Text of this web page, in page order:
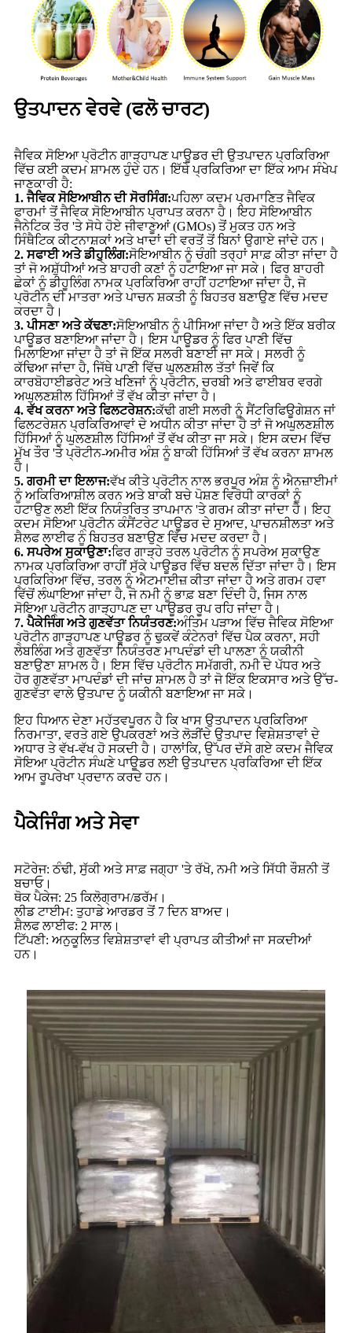
ਉਤਪਾਦਨ ਵੇਰਵੇ (ਫਲੋ ਚਾਰਟ)
ਜੈਵਿਕ ਸੋਇਆ ਪ੍ਰੋਟੀਨ ਗਾੜ੍ਹਾਪਣ ਪਾਊਡਰ ਦੀ ਉਤਪਾਦਨ ਪ੍ਰਕਿਰਿਆ
ਵਿੱਚ ਕਈ ਕਦਮ ਸ਼ਾਮਲ ਹੁੰਦੇ ਹਨ। ਇੱਥੇ ਪ੍ਰਕਿਰਿਆ ਦਾ ਇੱਕ ਆਮ ਸੰਖੇਪ
ਜਾਣਕਾਰੀ ਹੈ:
1. ਜੈਵਿਕ ਸੋਇਆਬੀਨ ਦੀ ਸੋਰਸਿੰਗ:ਪਹਿਲਾ ਕਦਮ ਪ੍ਰਮਾਣਿਤ ਜੈਵਿਕ
ਫਾਰਮਾਂ ਤੋਂ ਜੈਵਿਕ ਸੋਇਆਬੀਨ ਪ੍ਰਾਪਤ ਕਰਨਾ ਹੈ। ਇਹ ਸੋਇਆਬੀਨ
ਜੈਨੇਟਿਕ ਤੌਰ 'ਤੇ ਸੋਧੇ ਹੋਏ ਜੀਵਾਣੂਆਂ (GMOs) ਤੋਂ ਮੁਕਤ ਹਨ ਅਤੇ
ਸਿੰਥੈਟਿਕ ਕੀਟਨਾਸ਼ਕਾਂ ਅਤੇ ਖਾਦਾਂ ਦੀ ਵਰਤੋਂ ਤੋਂ ਬਿਨਾਂ ਉਗਾਏ ਜਾਂਦੇ ਹਨ।
2. ਸਫਾਈ ਅਤੇ ਡੀਹੁਲਿੰਗ:ਸੋਇਆਬੀਨ ਨੂੰ ਚੰਗੀ ਤਰ੍ਹਾਂ ਸਾਫ਼ ਕੀਤਾ ਜਾਂਦਾ ਹੈ
ਤਾਂ ਜੋ ਅਸ਼ੁੱਧੀਆਂ ਅਤੇ ਬਾਹਰੀ ਕਣਾਂ ਨੂੰ ਹਟਾਇਆ ਜਾ ਸਕੇ। ਫਿਰ ਬਾਹਰੀ
ਛੇਕਾਂ ਨੂੰ ਡੀਹੂਲਿੰਗ ਨਾਮਕ ਪ੍ਰਕਿਰਿਆ ਰਾਹੀਂ ਹਟਾਇਆ ਜਾਂਦਾ ਹੈ, ਜੋ
ਪ੍ਰੋਟੀਨ ਦੀ ਮਾਤਰਾ ਅਤੇ ਪਾਚਨ ਸ਼ਕਤੀ ਨੂੰ ਬਿਹਤਰ ਬਣਾਉਣ ਵਿੱਚ ਮਦਦ
ਕਰਦਾ ਹੈ।
3. ਪੀਸਣਾ ਅਤੇ ਕੱਢਣਾ:ਸੋਇਆਬੀਨ ਨੂੰ ਪੀਸਿਆ ਜਾਂਦਾ ਹੈ ਅਤੇ ਇੱਕ ਬਰੀਕ
ਪਾਊਡਰ ਬਣਾਇਆ ਜਾਂਦਾ ਹੈ। ਇਸ ਪਾਊਡਰ ਨੂੰ ਫਿਰ ਪਾਣੀ ਵਿੱਚ
ਮਿਲਾਇਆ ਜਾਂਦਾ ਹੈ ਤਾਂ ਜੋ ਇੱਕ ਸਲਰੀ ਬਣਾਈ ਜਾ ਸਕੇ। ਸਲਰੀ ਨੂੰ
ਕੱਢਿਆ ਜਾਂਦਾ ਹੈ, ਜਿੱਥੇ ਪਾਣੀ ਵਿੱਚ ਘੁਲਣਸ਼ੀਲ ਤੱਤਾਂ ਜਿਵੇਂ ਕਿ
ਕਾਰਬੋਹਾਈਡਰੇਟ ਅਤੇ ਖਣਿਜਾਂ ਨੂੰ ਪ੍ਰੋਟੀਨ, ਚਰਬੀ ਅਤੇ ਫਾਈਬਰ ਵਰਗੇ
ਅਘੁਲਣਸ਼ੀਲ ਹਿੱਸਿਆਂ ਤੋਂ ਵੱਖ ਕੀਤਾ ਜਾਂਦਾ ਹੈ।
4. ਵੱਖ ਕਰਨਾ ਅਤੇ ਫਿਲਟਰੇਸ਼ਨ:ਕੱਢੀ ਗਈ ਸਲਰੀ ਨੂੰ ਸੈਂਟਰਿਫਿਊਗੇਸ਼ਨ ਜਾਂ
ਫਿਲਟਰੇਸ਼ਨ ਪ੍ਰਕਿਰਿਆਵਾਂ ਦੇ ਅਧੀਨ ਕੀਤਾ ਜਾਂਦਾ ਹੈ ਤਾਂ ਜੋ ਅਘੁਲਣਸ਼ੀਲ
ਹਿੱਸਿਆਂ ਨੂੰ ਘੁਲਣਸ਼ੀਲ ਹਿੱਸਿਆਂ ਤੋਂ ਵੱਖ ਕੀਤਾ ਜਾ ਸਕੇ। ਇਸ ਕਦਮ ਵਿੱਚ
ਮੁੱਖ ਤੌਰ 'ਤੇ ਪ੍ਰੋਟੀਨ-ਅਮੀਰ ਅੰਸ਼ ਨੂੰ ਬਾਕੀ ਹਿੱਸਿਆਂ ਤੋਂ ਵੱਖ ਕਰਨਾ ਸ਼ਾਮਲ
ਹੈ।
5. ਗਰਮੀ ਦਾ ਇਲਾਜ:ਵੱਖ ਕੀਤੇ ਪ੍ਰੋਟੀਨ ਨਾਲ ਭਰਪੂਰ ਅੰਸ਼ ਨੂੰ ਐਨਜ਼ਾਈਮਾਂ
ਨੂੰ ਅਕਿਰਿਆਸ਼ੀਲ ਕਰਨ ਅਤੇ ਬਾਕੀ ਬਚੇ ਪੋਸ਼ਣ ਵਿਰੋਧੀ ਕਾਰਕਾਂ ਨੂੰ
ਹਟਾਉਣ ਲਈ ਇੱਕ ਨਿਯੰਤਰਿਤ ਤਾਪਮਾਨ 'ਤੇ ਗਰਮ ਕੀਤਾ ਜਾਂਦਾ ਹੈ। ਇਹ
ਕਦਮ ਸੋਇਆ ਪ੍ਰੋਟੀਨ ਕੰਸੈਂਟਰੇਟ ਪਾਊਡਰ ਦੇ ਸੁਆਦ, ਪਾਚਨਸ਼ੀਲਤਾ ਅਤੇ
ਸ਼ੈਲਫ ਲਾਈਫ ਨੂੰ ਬਿਹਤਰ ਬਣਾਉਣ ਵਿੱਚ ਮਦਦ ਕਰਦਾ ਹੈ।
6. ਸਪਰੇਅ ਸੁਕਾਉਣਾ:ਫਿਰ ਗਾੜ੍ਹੇ ਤਰਲ ਪ੍ਰੋਟੀਨ ਨੂੰ ਸਪਰੇਅ ਸੁਕਾਉਣ
ਨਾਮਕ ਪ੍ਰਕਿਰਿਆ ਰਾਹੀਂ ਸੁੱਕੇ ਪਾਊਡਰ ਵਿੱਚ ਬਦਲ ਦਿੱਤਾ ਜਾਂਦਾ ਹੈ। ਇਸ
ਪ੍ਰਕਿਰਿਆ ਵਿੱਚ, ਤਰਲ ਨੂੰ ਐਟਮਾਈਜ਼ ਕੀਤਾ ਜਾਂਦਾ ਹੈ ਅਤੇ ਗਰਮ ਹਵਾ
ਵਿੱਚੋਂ ਲੰਘਾਇਆ ਜਾਂਦਾ ਹੈ, ਜੋ ਨਮੀ ਨੂੰ ਭਾਫ਼ ਬਣਾ ਦਿੰਦੀ ਹੈ, ਜਿਸ ਨਾਲ
ਸੋਇਆ ਪ੍ਰੋਟੀਨ ਗਾੜ੍ਹਾਪਣ ਦਾ ਪਾਊਡਰ ਰੂਪ ਰਹਿ ਜਾਂਦਾ ਹੈ।
7. ਪੈਕੇਜਿੰਗ ਅਤੇ ਗੁਣਵੱਤਾ ਨਿਯੰਤਰਣ:ਅੰਤਿਮ ਪੜਾਅ ਵਿੱਚ ਜੈਵਿਕ ਸੋਇਆ
ਪ੍ਰੋਟੀਨ ਗਾੜ੍ਹਾਪਣ ਪਾਊਡਰ ਨੂੰ ਢੁਕਵੇਂ ਕੰਟੇਨਰਾਂ ਵਿੱਚ ਪੈਕ ਕਰਨਾ, ਸਹੀ
ਲੇਬਲਿੰਗ ਅਤੇ ਗੁਣਵੱਤਾ ਨਿਯੰਤਰਣ ਮਾਪਦੰਡਾਂ ਦੀ ਪਾਲਣਾ ਨੂੰ ਯਕੀਨੀ
ਬਣਾਉਣਾ ਸ਼ਾਮਲ ਹੈ। ਇਸ ਵਿੱਚ ਪ੍ਰੋਟੀਨ ਸਮੱਗਰੀ, ਨਮੀ ਦੇ ਪੱਧਰ ਅਤੇ
ਹੋਰ ਗੁਣਵੱਤਾ ਮਾਪਦੰਡਾਂ ਦੀ ਜਾਂਚ ਸ਼ਾਮਲ ਹੈ ਤਾਂ ਜੋ ਇੱਕ ਇਕਸਾਰ ਅਤੇ ਉੱਚ-
ਗੁਣਵੱਤਾ ਵਾਲੇ ਉਤਪਾਦ ਨੂੰ ਯਕੀਨੀ ਬਣਾਇਆ ਜਾ ਸਕੇ।
ਇਹ ਧਿਆਨ ਦੇਣਾ ਮਹੱਤਵਪੂਰਨ ਹੈ ਕਿ ਖਾਸ ਉਤਪਾਦਨ ਪ੍ਰਕਿਰਿਆ
ਨਿਰਮਾਤਾ, ਵਰਤੇ ਗਏ ਉਪਕਰਣਾਂ ਅਤੇ ਲੋੜੀਂਦੇ ਉਤਪਾਦ ਵਿਸ਼ੇਸ਼ਤਾਵਾਂ ਦੇ
ਅਧਾਰ ਤੇ ਵੱਖ-ਵੱਖ ਹੋ ਸਕਦੀ ਹੈ। ਹਾਲਾਂਕਿ, ਉੱਪਰ ਦੱਸੇ ਗਏ ਕਦਮ ਜੈਵਿਕ
ਸੋਇਆ ਪ੍ਰੋਟੀਨ ਸੰਘਣੇ ਪਾਊਡਰ ਲਈ ਉਤਪਾਦਨ ਪ੍ਰਕਿਰਿਆ ਦੀ ਇੱਕ
ਆਮ ਰੂਪਰੇਖਾ ਪ੍ਰਦਾਨ ਕਰਦੇ ਹਨ।
ਪੈਕੇਜਿੰਗ ਅਤੇ ਸੇਵਾ
ਸਟੋਰੇਜ: ਠੰਢੀ, ਸੁੱਕੀ ਅਤੇ ਸਾਫ਼ ਜਗ੍ਹਾ 'ਤੇ ਰੱਖੋ, ਨਮੀ ਅਤੇ ਸਿੱਧੀ ਰੌਸ਼ਨੀ ਤੋਂ
ਬਚਾਓ।
ਥੋਕ ਪੈਕੇਜ: 25 ਕਿਲੋਗ੍ਰਾਮ/ਡਰੱਮ।
ਲੀਡ ਟਾਈਮ: ਤੁਹਾਡੇ ਆਰਡਰ ਤੋਂ 7 ਦਿਨ ਬਾਅਦ।
ਸ਼ੈਲਫ ਲਾਈਫ: 2 ਸਾਲ।
ਟਿੱਪਣੀ: ਅਨੁਕੂਲਿਤ ਵਿਸ਼ੇਸ਼ਤਾਵਾਂ ਵੀ ਪ੍ਰਾਪਤ ਕੀਤੀਆਂ ਜਾ ਸਕਦੀਆਂ
ਹਨ।